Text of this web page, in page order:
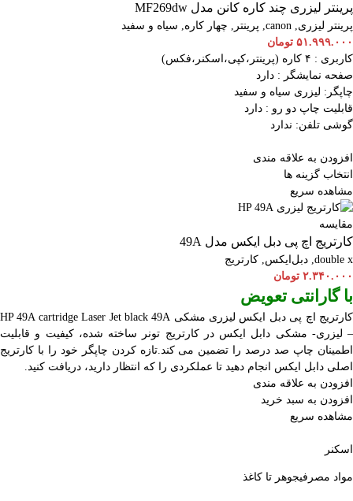
پرینتر لیزری چند کاره کانن مدل MF269dw
پرینتر لیزری,
canon
, پرینتر , چهار کاره, سیاه و سفید
۵۱.۹۹۹.۰۰۰ تومان
کاربری : ۴ کاره (پرینتر،کپی،اسکنر،فکس)
صفحه نمایشگر : دارد
چاپگر: لیزری سیاه و سفید
قابلیت چاپ دو رو : دارد
گوشی تلفن: ندارد
افزودن به علاقه مندی
انتخاب گزینه ها
مشاهده سریع
مقایسه
کارتریج اچ پی دبل ایکس مدل 49A
double x
, دبل‌ایکس, کارتریج
۲.۳۴۰.۰۰۰ تومان
با گارانتی تعویض
کارتریج اچ پی دبل ایکس لیزری مشکی HP 49A cartridge Laser Jet black 49A
– لیزری- مشکی دابل ایکس در کارتریج تونر ساخته شده، کیفیت و قابلیت
اطمینان چاپ صد درصد را تضمین می کند.تازه کردن چاپگر خود را با کارتریج
اصلی دابل ایکس انجام دهید تا عملکردی را که انتظار دارید، دریافت کنید.
افزودن به علاقه مندی
افزودن به سبد خرید
مشاهده سریع
اسکنر
مواد مصرفیجوهر تا کاغذ